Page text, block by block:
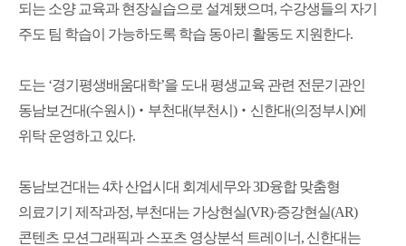
되는 소양 교육과 현장실습으로 설계됐으며, 수강생들의 자기
주도 팀 학습이 가능하도록 학습 동아리 활동도 지원한다.
도는 ‘경기평생배움대학’을 도내 평생교육 관련 전문기관인
동남보건대(수원시)‧부천대(부천시)‧신한대(의정부시)에
위탁 운영하고 있다.
동남보건대는 4차 산업시대 회계세무와 3D융합 맞춤형
의료기기 제작과정, 부천대는 가상현실(VR)·증강현실(AR)
콘텐츠 모션그래픽과 스포츠 영상분석 트레이너, 신한대는